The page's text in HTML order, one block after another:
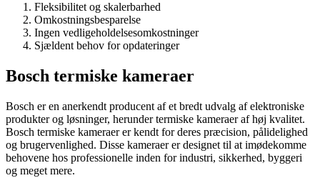
Fleksibilitet og skalerbarhed
Omkostningsbesparelse
Ingen vedligeholdelsesomkostninger
Sjældent behov for opdateringer
Bosch termiske kameraer
Bosch er en anerkendt producent af et bredt udvalg af elektroniske
produkter og løsninger, herunder termiske kameraer af høj kvalitet.
Bosch termiske kameraer er kendt for deres præcision, pålidelighed
og brugervenlighed. Disse kameraer er designet til at imødekomme
behovene hos professionelle inden for industri, sikkerhed, byggeri
og meget mere.